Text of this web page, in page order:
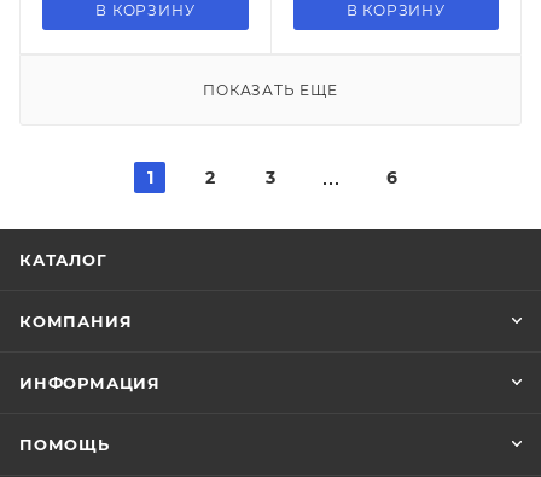
В КОРЗИНУ В КОРЗИНУ
ПОКАЗАТЬ ЕЩЕ
1 2 3 6
КАТАЛОГ
КОМПАНИЯ
ИНФОРМАЦИЯ
ПОМОЩЬ